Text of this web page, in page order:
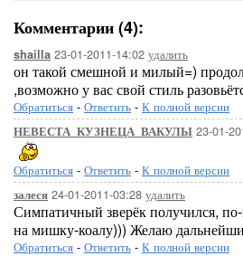
Комментарии (4):
shailla 23-01-2011-14:02 удалить
он такой смешной и милый=)
,возможно у вас свой стиль
Обратиться - Ответить - К полной версии
НЕВЕСТА_КУЗНЕЦА_ВАКУЛЫ 23-01-
Обратиться - Ответить - К полной версии
залеся 24-01-2011-03:28 удалить
Симпатичный зверёк получился,
на мишку-коалу))) Желаю
Обратиться - Ответить - К полной версии